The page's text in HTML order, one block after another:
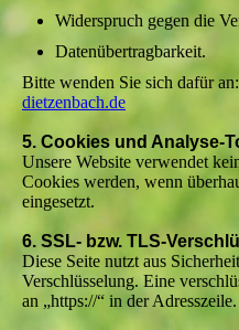
Widerspruch gegen die
Datenübertragbarkeit.
Bitte wenden Sie sich dafür an:
dietzenbach.de
5. Cookies und Analyse-
Unsere Website verwendet
Cookies werden, wenn
eingesetzt.
6. SSL- bzw. TLS-
Diese Seite nutzt aus
Verschlüsselung. Eine
an „https://“ in der Adresszeile.